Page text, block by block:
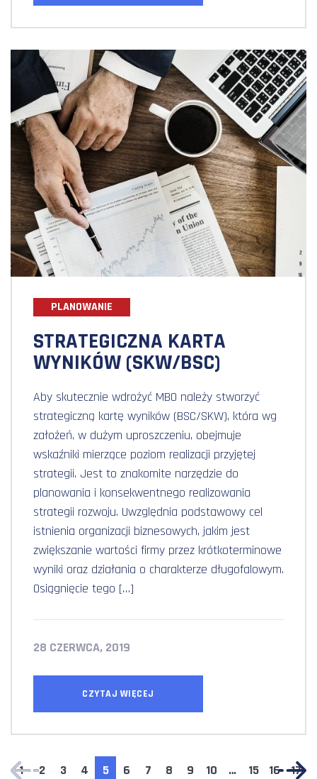
PLANOWANIE
STRATEGICZNA KARTA
WYNIKÓW (SKW/BSC)
Aby skutecznie wdrożyć MBO należy stworzyć
strategiczną kartę wyników (BSC/SKW), która wg
założeń, w dużym uproszczeniu, obejmuje
wskaźniki mierzące poziom realizacji przyjętej
strategii. Jest to znakomite narzędzie do
planowania i konsekwentnego realizowania
strategii rozwoju. Uwzględnia podstawowy cel
istnienia organizacji biznesowych, jakim jest
zwiększanie wartości firmy przez krótkoterminowe
wyniki oraz działania o charakterze długofalowym.
Osiągnięcie tego […]
28 CZERWCA, 2019
CZYTAJ WIĘCEJ
1 2 3 4 5 6 7 8 9 10 … 15 16 17